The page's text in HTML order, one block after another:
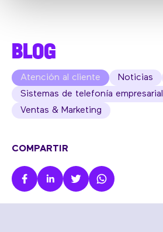
BLOG
Atención al cliente Noticias
Sistemas de telefonía empresarial
Ventas & Marketing
COMPARTIR